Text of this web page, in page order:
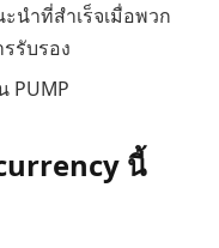
นำที่สำเร็จเมื่อพวก
รับรอง
PUMP
นี้